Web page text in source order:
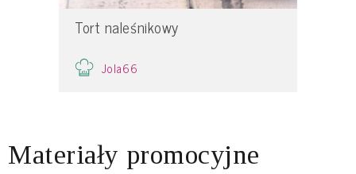
Tort naleśnikowy
Jola66
Materiały promocyjne